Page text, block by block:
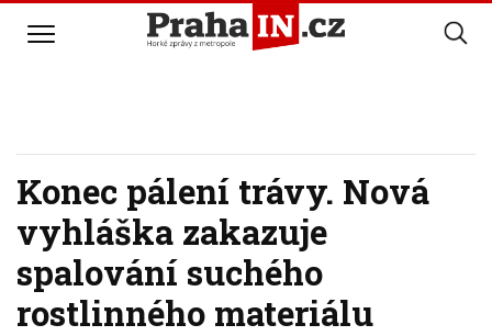
Konec pálení trávy. Nová
vyhláška zakazuje
spalování suchého
rostlinného materiálu